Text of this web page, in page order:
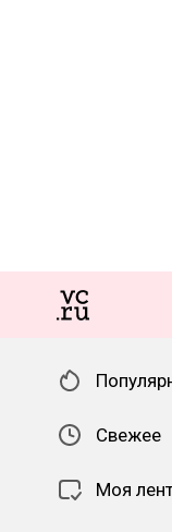
Свежее
Моя